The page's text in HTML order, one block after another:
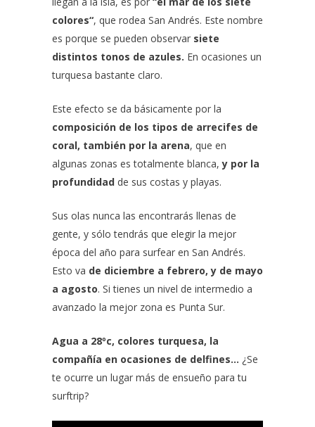
colores“, que rodea San Andrés. Este nombre
es porque se pueden observar siete
distintos tonos de azules. En ocasiones un
turquesa bastante claro.
Este efecto se da básicamente por la
composición de los tipos de arrecifes de
coral, también por la arena, que en
algunas zonas es totalmente blanca,y por la
profundidad de sus costas y playas.
Sus olas nunca las encontrarás llenas de
gente, y sólo tendrás que elegir la mejor
época del año para surfear en San Andrés.
Esto va de diciembre a febrero, y de mayo
a agosto. Si tienes un nivel de intermedio a
avanzado la mejor zona es Punta Sur.
Agua a 28ºc, colores turquesa, la
compañía en ocasiones de delfines… ¿Se
te ocurre un lugar más de ensueño para tu
surftrip?